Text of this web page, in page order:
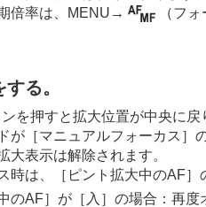
ス機能を使う
ーカスエリア登録機能
フォーカスエリア消去
ーカスエリア限定 （静止画
ーカス位置の循環 （静止画
の移動量（静止画/動画）
ーカスエリア枠色（静止
倍率は、
MENU → （フォ
る。
ンを押すと拡大位置が中央に戻
が ［マニュアルフォーカス］
大表示は解除されます。
時は、
［ピント拡大中のAF］
のAF］ が ［入］ の場合：再度